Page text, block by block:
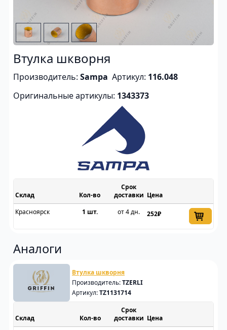
Втулка шкворня
Производитель: Sampa Артикул: 116.048
Оригинальные артикулы: 1343373
Склад
Срок
доставки Цена
Красноярск
1 шт. от 4 дн. 252₽
Аналоги
Втулка шкворня
Производитель:TZERLI
Артикул:TZ1131714
Склад
Срок
доставки Цена